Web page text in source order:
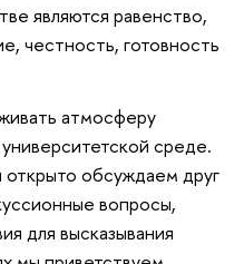
являются равенство,
честность, готовность
атмосферу
среде.
обсуждаем друг
вопросы,
для высказывания